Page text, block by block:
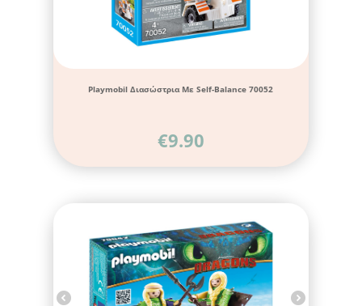
Playmobil Διασώστρια Με Self-Balance 70052
€9.90